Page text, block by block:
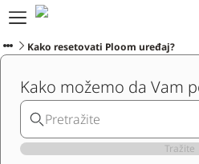
Ploom svijet
Proizvodi
Korisnička podrška
Program zamjene
Ibiza
Kako resetovati Ploom uređaj?
Kako možemo da Vam
Tražite